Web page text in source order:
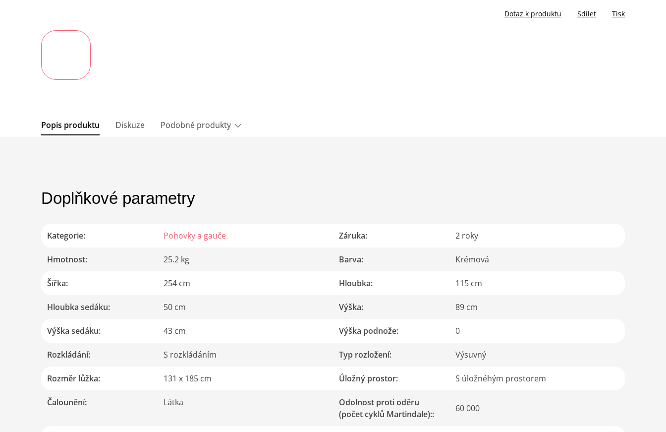
Tisk
Dotaz k produktu Sdílet
Popis produktu Diskuze Podobné produkty
Doplňkové parametry
Kategorie: Pohovky a gauče Záruka: 2 roky
Hmotnost: 25.2 kg Barva: Krémová
Šířka: 254 cm Hloubka: 115 cm
Hloubka sedáku: 50 cm Výška: 89 cm
Výška sedáku: 43 cm Výška podnože: 0
Rozkládání: S rozkládáním Typ rozložení: Výsuvný
Rozměr lůžka: 131 x 185 cm Úložný prostor: S úložnéhým prostorem
Čalounění: Látka
Odolnost proti oděru
(počet cyklů Martindale)::
60 000